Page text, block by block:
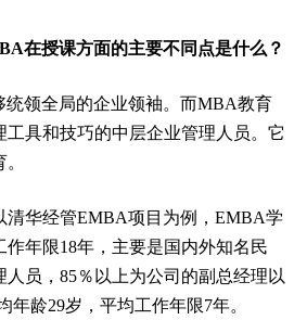
在授课方面的主要不同点是什么？
领全局的企业领袖。而MBA教育
工具和技巧的中层企业管理人员。它
清华经管EMBA项目为例，EMBA学
作年限18年，主要是国内外知名民
员，85％以上为公司的副总经理以
年龄29岁，平均工作年限7年。